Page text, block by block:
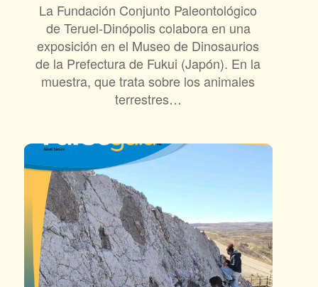
La Fundación Conjunto Paleontológico
de Teruel-Dinópolis colabora en una
exposición en el Museo de Dinosaurios
de la Prefectura de Fukui (Japón). En la
muestra, que trata sobre los animales
terrestres…